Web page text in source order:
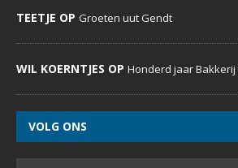
TEETJE OP Groeten uut Gendt
WIL KOERNTJES OP Honderd jaar Bakkerij
VOLG ONS